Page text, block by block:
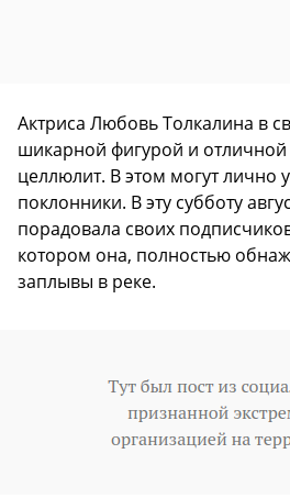
Актриса Любовь Толкалина в
шикарной фигурой и
целлюлит. В этом могут лично
поклонники. В эту субботу
порадовала своих
котором она, полностью
заплывы в реке.